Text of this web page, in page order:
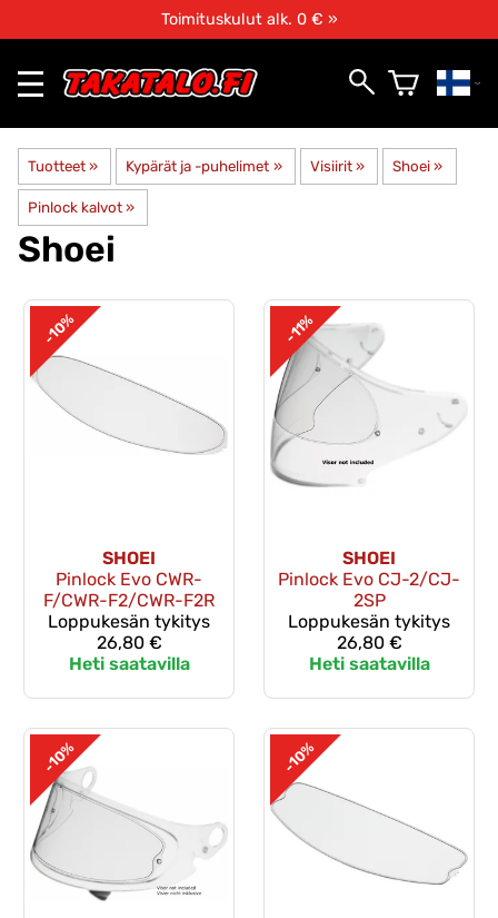
Toimituskulut alk. 0 € »
Tuotteet ‪» Kypärät ja -puhelimet ‪» Visiirit ‪» Shoei ‪»
Pinlock kalvot ‪»
Shoei
-10%
SHOEI
Pinlock Evo CWR-
F/CWR-F2/CWR-F2R
Loppukesän tykitys
26,80 €
Heti saatavilla
-11%
SHOEI
Pinlock Evo CJ-2/CJ-
2SP
Loppukesän tykitys
26,80 €
Heti saatavilla
-10% -10%